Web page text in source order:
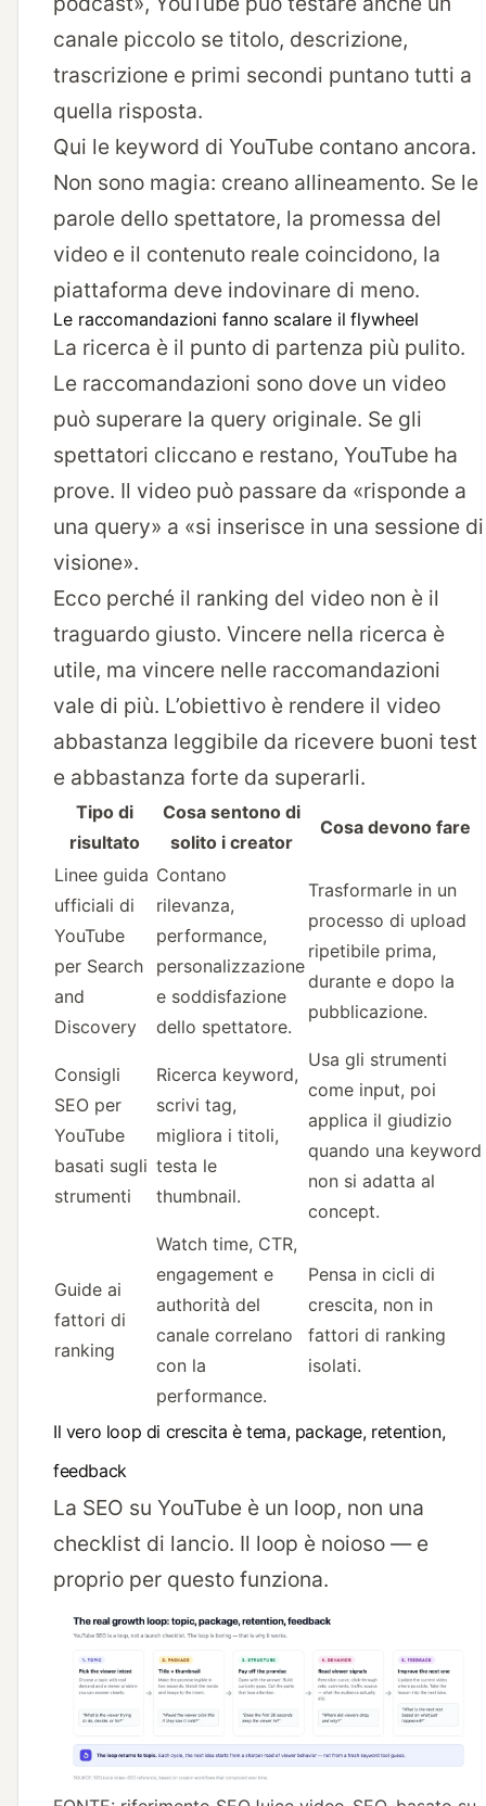
canale piccolo se titolo, descrizione,
trascrizione e primi secondi puntano tutti a
quella risposta.
Qui le keyword di YouTube contano ancora.
Non sono magia: creano allineamento. Se le
parole dello spettatore, la promessa del
video e il contenuto reale coincidono, la
piattaforma deve indovinare di meno.
Le raccomandazioni fanno scalare il flywheel
La ricerca è il punto di partenza più pulito.
Le raccomandazioni sono dove un video
può superare la query originale. Se gli
spettatori cliccano e restano, YouTube ha
prove. Il video può passare da «risponde a
una query» a «si inserisce in una sessione di
visione».
Ecco perché il ranking del video non è il
traguardo giusto. Vincere nella ricerca è
utile, ma vincere nelle raccomandazioni
vale di più. L’obiettivo è rendere il video
abbastanza leggibile da ricevere buoni test
e abbastanza forte da superarli.
Tipo di
risultato
Cosa sentono di
solito i creator
Cosa devono fare
Linee guida
ufficiali di
YouTube
per Search
and
Discovery
Contano
rilevanza,
performance,
personalizzazione
e soddisfazione
dello spettatore.
Trasformarle in un
processo di upload
ripetibile prima,
durante e dopo la
pubblicazione.
Consigli
SEO per
YouTube
basati sugli
strumenti
Ricerca keyword,
scrivi tag,
migliora i titoli,
testa le
thumbnail.
Usa gli strumenti
come input, poi
applica il giudizio
quando una keyword
non si adatta al
concept.
Guide ai
fattori di
ranking
Watch time, CTR,
engagement e
authorità del
canale correlano
con la
performance.
Pensa in cicli di
crescita, non in
fattori di ranking
isolati.
Il vero loop di crescita è tema, package, retention,
feedback
La SEO su YouTube è un loop, non una
checklist di lancio. Il loop è noioso — e
proprio per questo funziona.